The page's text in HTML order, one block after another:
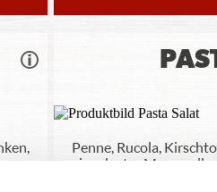
Penne, Rucola,
eingelegter Mozzarella,